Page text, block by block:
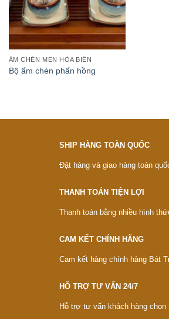
ẤM CHÉN MEN HỎA BIẾN
Bộ ấm chén phấn hồng
SHIP HÀNG TOÀN QUỐC
Đặt hàng và giao hàng toàn
THANH TOÁN TIỆN LỢI
Thanh toán bằng nhiều hình
CAM KẾT CHÍNH HÃNG
Cam kết hàng chính hàng Bát
HỖ TRỢ TƯ VẤN 24/7
Hỗ trợ tư vấn khách hàng chọn